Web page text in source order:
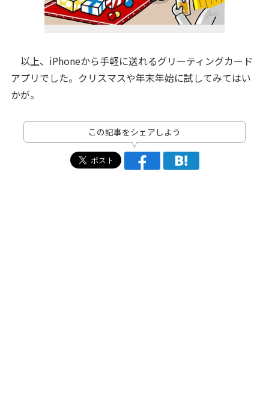
以上、iPhoneから手軽に送れるグリーティングカード
アプリでした。クリスマスや年末年始に試してみてはい
かが。
この記事をシェアしよう